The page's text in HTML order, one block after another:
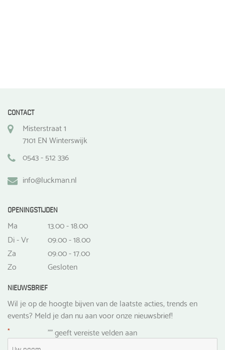
CONTACT
Misterstraat 1
7101 EN Winterswijk
0543 - 512 336
info@luckman.nl
OPENINGSTIJDEN
Ma
13.00 - 18.00
Di - Vr
09.00 - 18.00
Za
09.00 - 17.00
Zo
Gesloten
NIEUWSBRIEF
Wil je op de hoogte bijven van de laatste acties, trends en
events? Meld je dan nu aan voor onze nieuwsbrief!
"
* " geeft vereiste velden aan